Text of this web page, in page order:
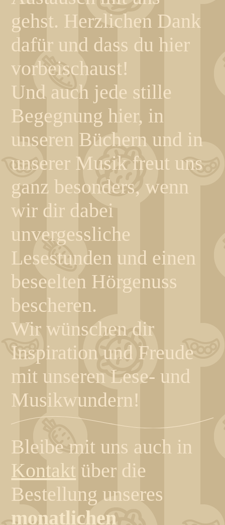
gehst. Herzlichen Dank
dafür und dass du hier
vorbeischaust!
Und auch jede stille
Begegnung hier, in
unseren Büchern und in
unserer Musik freut uns
ganz besonders, wenn
wir dir dabei
unvergessliche
Lesestunden und einen
beseelten Hörgenuss
bescheren.
Wir wünschen dir
Inspiration und Freude
mit unseren Lese- und
Musikwundern!
Bleibe mit uns auch in
Kontakt über die
Bestellung unseres
monatlichen